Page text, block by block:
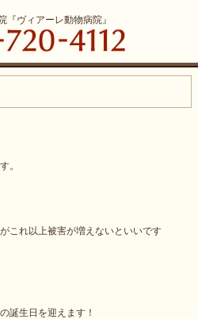
『ヴィアーレ動物病院』
。
これ以上被害が増えないといいです
誕生日を迎えます！